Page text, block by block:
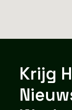
Krijg